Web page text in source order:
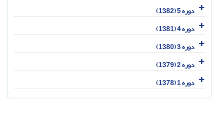
دوره 5 (1382)
دوره 4 (1381)
دوره 3 (1380)
دوره 2 (1379)
دوره 1 (1378)